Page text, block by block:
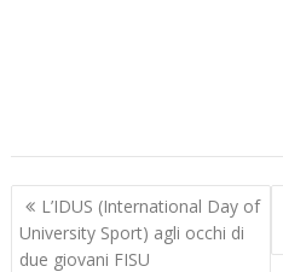
Navigazione
articoli
L’IDUS (International Day of
University Sport) agli occhi di
due giovani FISU